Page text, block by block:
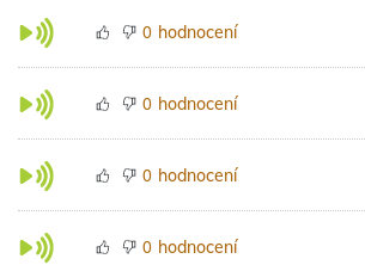
0 hodnocení
0 hodnocení
0 hodnocení
0 hodnocení